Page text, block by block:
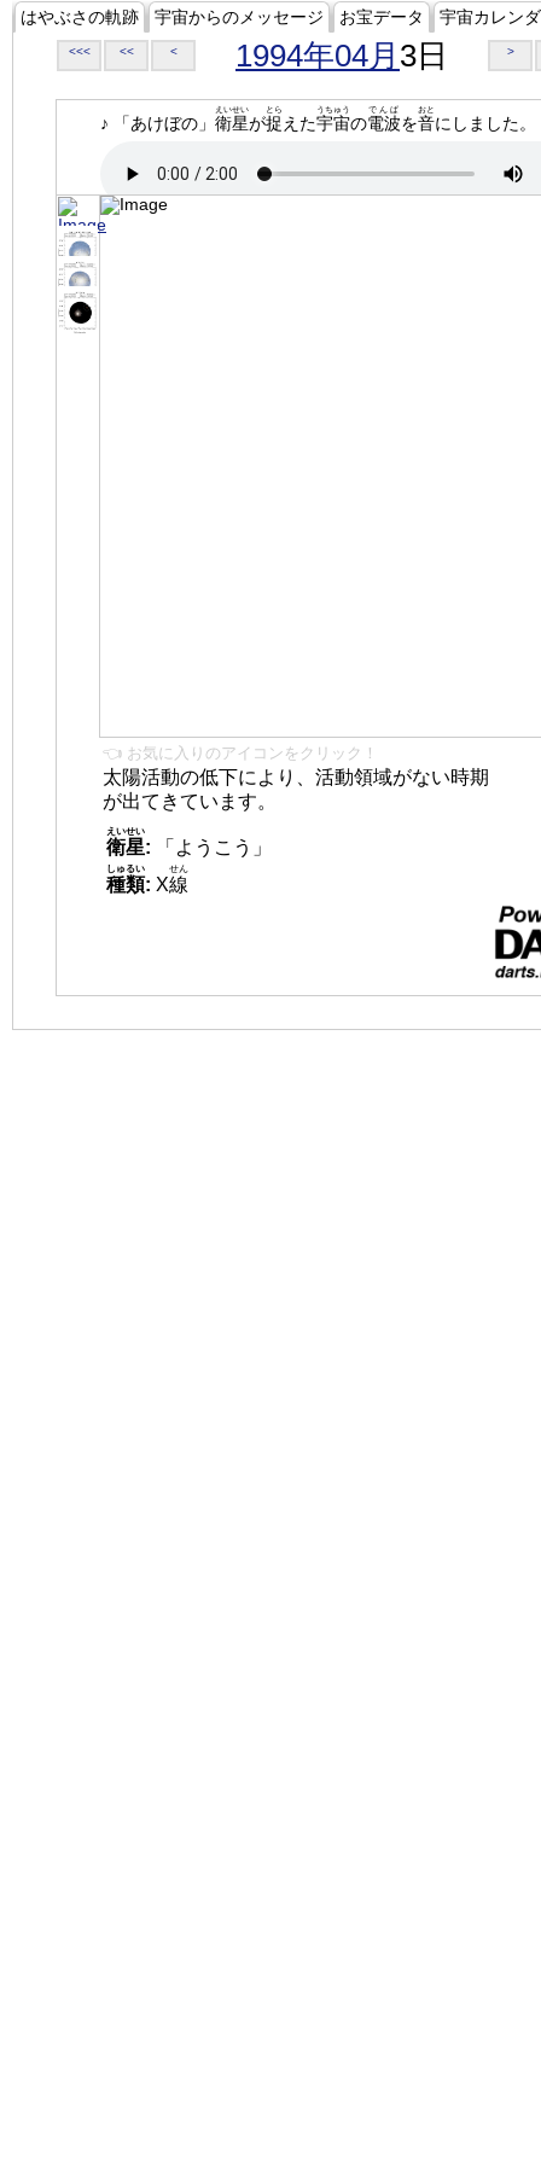
はやぶさの軌跡 宇宙からのメッセージ お宝データ 宇宙カレン
<<< << < 1994年04月 3日 >
♪ 「あけぼの」 衛星
えいせい
が捉
とら
えた宇宙
うちゅう
の電波
でんぱ
を音
おと
にしました。
👈 お気に入りのアイコンをクリック！
太陽活動の低下により、活動領域がない時期
が出てきています。
衛星
えいせい
:
「ようこう」
種類
しゅるい
: X線
せん